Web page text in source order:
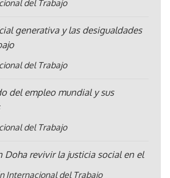
del Trabajo
generativa y las desigualdades
del Trabajo
del empleo mundial y sus
del Trabajo
Doha revivir la justicia social en el
Internacional del Trabajo